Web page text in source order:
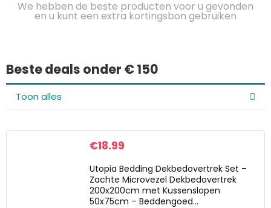
We hebben de beste producten voor u gevonden
en u kunt een extra kortingsbon gebruiken
Beste deals onder € 150
Toon alles
€18.99
Utopia Bedding Dekbedovertrek Set –
Zachte Microvezel Dekbedovertrek
200x200cm met Kussenslopen
50x75cm – Beddengoed…